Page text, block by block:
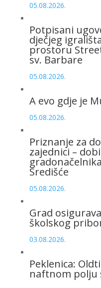
05.08.2026.
Potpisani
dječjeg
prostoru
sv. Barbare
05.08.2026.
A evo gdje je
05.08.2026.
Priznanje za
zajednici –
Središće
05.08.2026.
Grad
školskog
03.08.2026.
Peklenica:
naftnom polju